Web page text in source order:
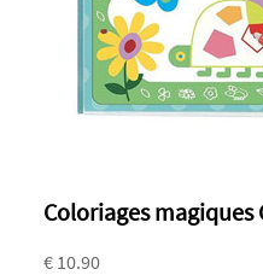
Coloriages
€ 10.90